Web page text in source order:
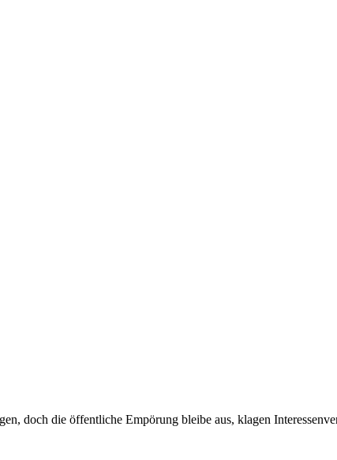
doch die öffentliche Empörung bleibe aus, klagen